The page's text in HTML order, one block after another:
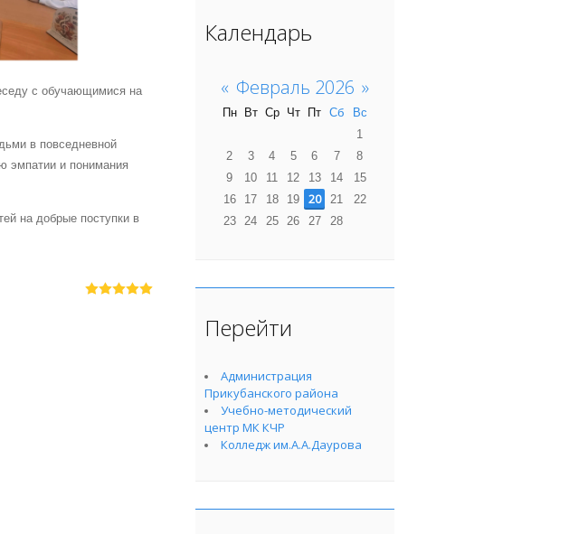
с обучающимися на
в повседневной
эмпатии и понимания
на добрые поступки в
Календарь
« Февраль 2026 »
Пн Вт Ср Чт Пт Сб
Вс
1
2
3 4 5 6 7
8
9
10 11 12 13 14
15
16
17 18 19 20 21
22
23
24 25 26 27 28
Перейти
Администрация
Прикубанского района
Учебно-методический
центр МК КЧР
Колледж им.А.А.Даурова